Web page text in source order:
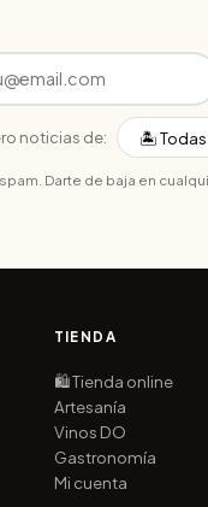
noticias de:
spam. Darte de baja en
TIENDA
🛍️ Tienda online
Artesanía
Vinos DO
Gastronomía
Mi cuenta